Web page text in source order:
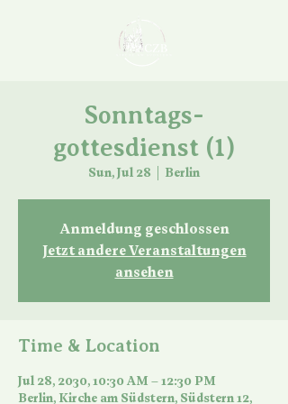
Sonntags-
gottesdienst (1)
Sun, Jul 28 Berlin
Anmeldung geschlossen
Jetzt andere Veranstaltungen
ansehen
Time & Location
Jul 28, 2030, 10:30 AM – 12:30 PM
Berlin, Kirche am Südstern, Südstern 12,